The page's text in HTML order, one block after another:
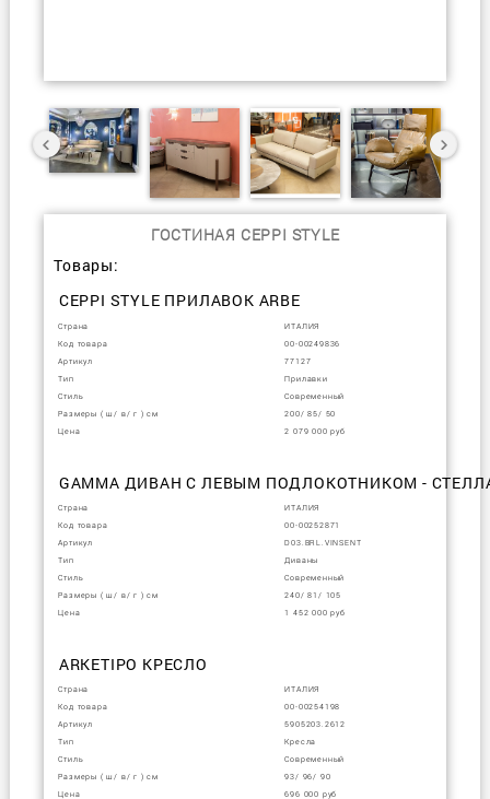
ГОСТИНАЯ CEPPI STYLE
Товары:
CEPPI STYLE ПРИЛАВОК ARBE
Страна
ИТАЛИЯ
Код товара
00-00249836
Артикул
77127
Тип
Прилавки
Стиль
Современный
Размеры ( ш/ в/ г ) см
200/ 85/ 50
Цена
2 079 000 руб
GAMMA ДИВАН С ЛЕВЫМ ПОДЛОКОТНИКОМ -
Страна
ИТАЛИЯ
Код товара
00-00252871
Артикул
D03.BRL.VINSENT
Тип
Диваны
Стиль
Современный
Размеры ( ш/ в/ г ) см
240/ 81/ 105
Цена
1 452 000 руб
ARKETIPO КРЕСЛО
Страна
ИТАЛИЯ
Код товара
00-00254198
Артикул
5905203.2612
Тип
Кресла
Стиль
Современный
Размеры ( ш/ в/ г ) см
93/ 96/ 90
Цена
696 000 руб